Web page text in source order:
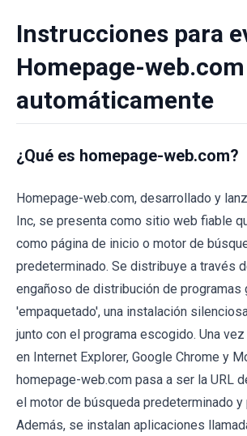
Instrucciones para
Homepage-
automáticamente
¿Qué es homepage-web.com?
Homepage-web.com, desarrollado y
Inc, se presenta como sitio web fiable
como página de inicio o motor de
predeterminado. Se distribuye a través
engañoso de distribución de programas
'empaquetado', una instalación
junto con el programa escogido. Una
en Internet Explorer, Google Chrome y
homepage-web.com pasa a ser la URL
el motor de búsqueda predeterminado y
Además, se instalan aplicaciones